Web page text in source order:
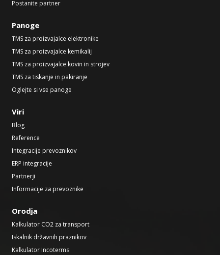
Postanite partner
Panoge
TMS za proizvajalce elektronike
TMS za proizvajalce kemikalij
TMS za proizvajalce kovin in strojev
TMS za tiskanje in pakiranje
Oglejte si vse panoge
Viri
Blog
Reference
Integracije prevoznikov
ERP integracije
Partnerji
Informacije za prevoznike
Orodja
Kalkulator CO2 za transport
Iskalnik državnih praznikov
Kalkulator Incoterms